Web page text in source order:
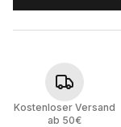
Kostenloser Versand
ab 50€